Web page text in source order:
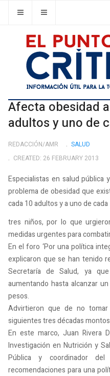
Afecta obesidad
adultos y uno de
REDACCIÓN/AMR
SALUD
CREATED: 26 FEBRUARY 2013
Especialistas en salud pública
problema de obesidad que
cada 10 adultos y a uno de cada
tres niños, por lo que
medidas urgentes para
En el foro ‘Por una política
explicaron que se han tenido
Secretaría de Salud, ya
aumentando hasta alcanzar
pesos.
Advirtieron que de no
siguientes tres décadas
En este marco, Juan Rivera
Investigación en Nutrición y
Pública y coordinador del
recomendaciones para una